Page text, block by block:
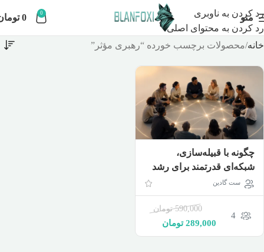
رد کردن به ناوبری
رد کردن به محتوای اصلی
منو 0
0
خانه محصولات برچسب خورده “رهبری مؤثر”
چگونه با قبیله‌سازی،
شبکه‌ای قدرتمند برای رشد
کسب‌وکار و زندگی بسازیم؟
(دوبله فارسی)
ست گادین
4
590,000 تومان
289,000 تومان